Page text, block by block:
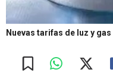
Nuevas tarifas de luz y gas